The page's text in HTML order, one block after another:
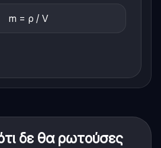
m = ρ / V
δε θα ρωτούσες